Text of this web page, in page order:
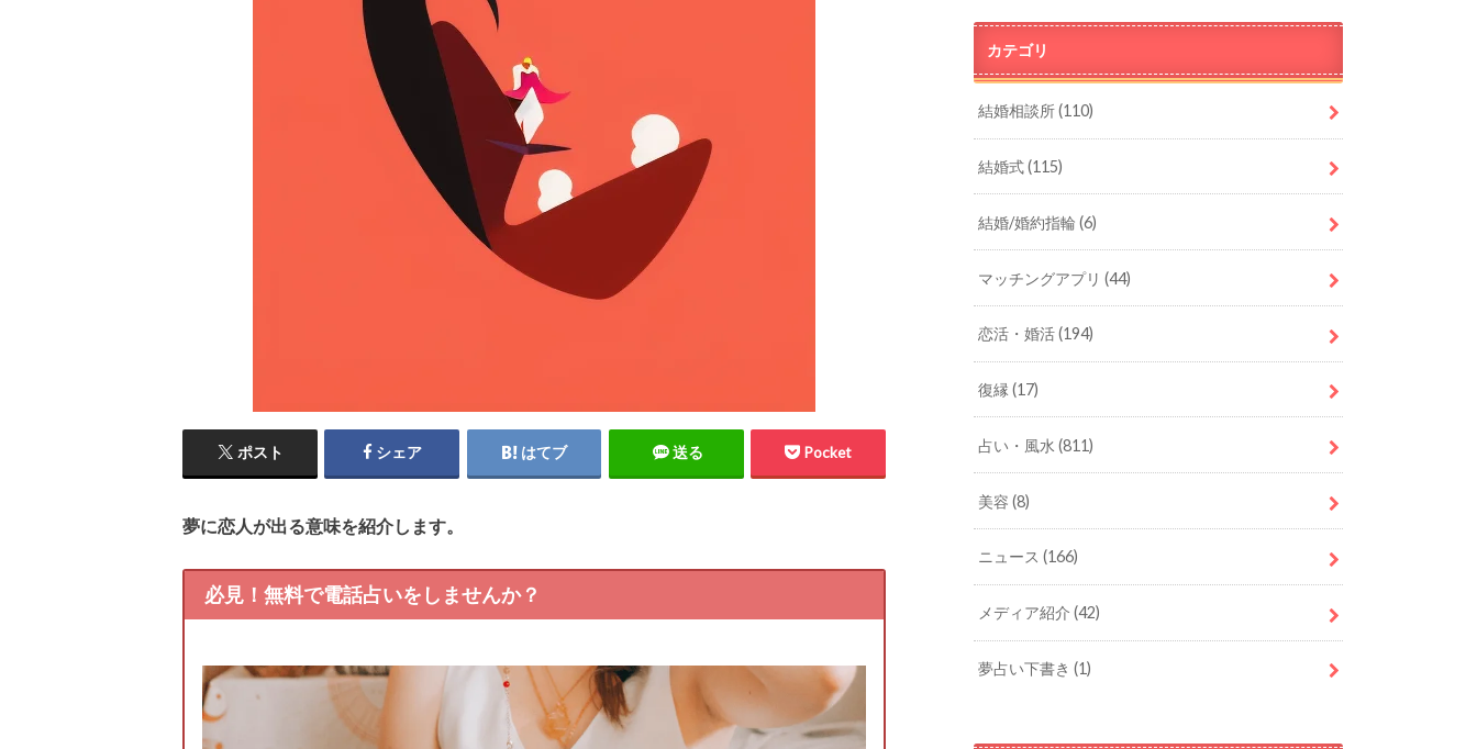
ポスト シェア はてブ 送る Pocket
夢に恋人が出る意味を紹介します。
必見！無料で電話占いをしませんか？
カテゴリ
結婚相談所(110)
結婚式(115)
結婚/婚約指輪(6)
マッチングアプリ(44)
恋活・婚活(194)
復縁(17)
占い・風水(811)
美容(8)
ニュース(166)
メディア紹介(42)
夢占い下書き(1)